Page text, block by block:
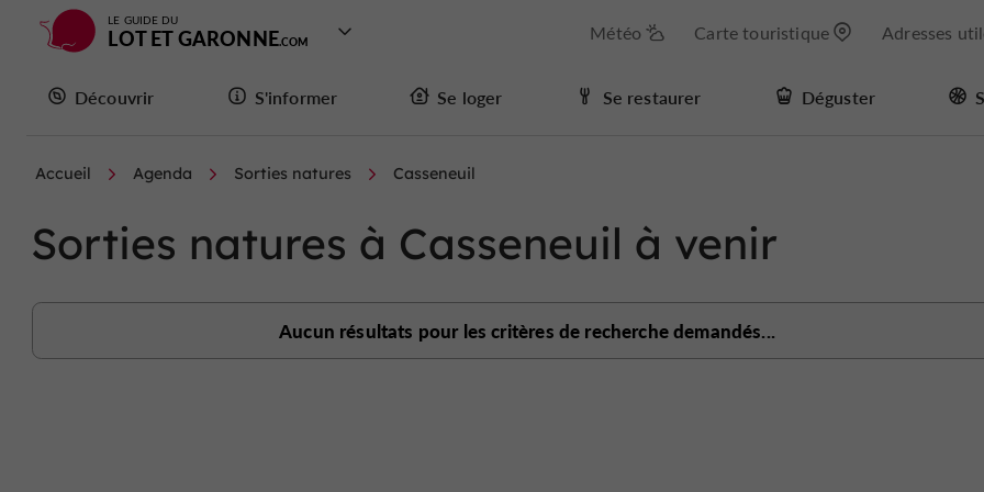
LE GUIDE DU
LOT ET GARONNE Météo Carte touristique Adresses
Découvrir S'informer Se loger Se restaurer Déguster
Accueil Agenda Sorties natures Casseneuil
Sorties natures à Casseneuil à venir
Aucun résultats pour les critères de recherche demandés...